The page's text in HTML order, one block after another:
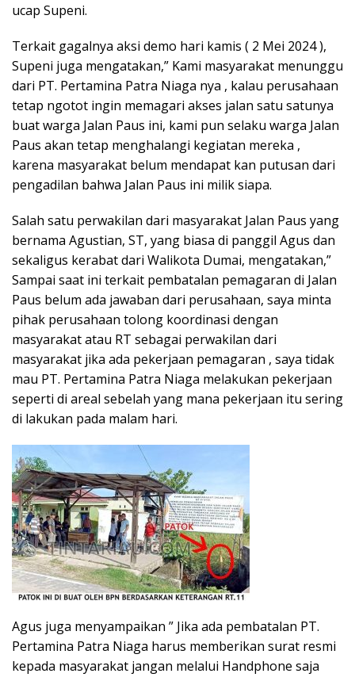
ucap Supeni.
Terkait gagalnya aksi demo hari kamis ( 2 Mei 2024 ),
Supeni juga mengatakan,” Kami masyarakat menunggu
dari PT. Pertamina Patra Niaga nya , kalau perusahaan
tetap ngotot ingin memagari akses jalan satu satunya
buat warga Jalan Paus ini, kami pun selaku warga Jalan
Paus akan tetap menghalangi kegiatan mereka ,
karena masyarakat belum mendapat kan putusan dari
pengadilan bahwa Jalan Paus ini milik siapa.
Salah satu perwakilan dari masyarakat Jalan Paus yang
bernama Agustian, ST, yang biasa di panggil Agus dan
sekaligus kerabat dari Walikota Dumai, mengatakan,”
Sampai saat ini terkait pembatalan pemagaran di Jalan
Paus belum ada jawaban dari perusahaan, saya minta
pihak perusahaan tolong koordinasi dengan
masyarakat atau RT sebagai perwakilan dari
masyarakat jika ada pekerjaan pemagaran , saya tidak
mau PT. Pertamina Patra Niaga melakukan pekerjaan
seperti di areal sebelah yang mana pekerjaan itu sering
di lakukan pada malam hari.
Agus juga menyampaikan ” Jika ada pembatalan PT.
Pertamina Patra Niaga harus memberikan surat resmi
kepada masyarakat jangan melalui Handphone saja